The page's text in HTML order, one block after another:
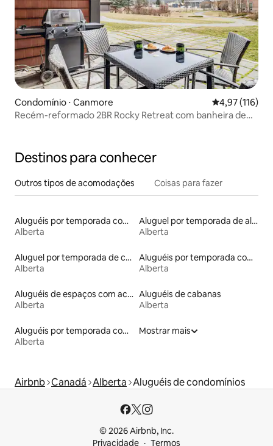
Condomínio ⋅ Canmore 4,97 de uma
4,97 (116)
Recém-reformado 2BR Rocky Retreat com banheira de
Destinos para conhecer
Outros tipos de acomodações Coisas para fazer
Aluguéis por temporada com sauna
Alberta
Aluguel por temporada de alojamentos ecológicos
Alberta
Aluguel por temporada de casas arredondadas
Alberta
Aluguéis por temporada com café da manhã
Alberta
Aluguéis de espaços com acesso direto a pistas de esqui
Alberta
Aluguéis de cabanas
Alberta
Aluguéis por temporada com caiaque
Alberta
Mostrar mais
Airbnb Canadá Alberta Aluguéis de condomínios
© 2026 Airbnb, Inc.
Privacidade
Termos